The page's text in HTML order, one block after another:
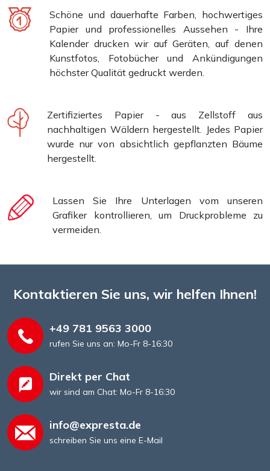
Schöne und dauerhafte Farben, hochwertiges
Papier und professionelles Aussehen - Ihre
Kalender drucken wir auf Geräten, auf denen
Kunstfotos, Fotobücher und Ankündigungen
höchster Qualität gedruckt werden.
Zertifiziertes Papier - aus Zellstoff aus
nachhaltigen Wäldern hergestellt. Jedes Papier
wurde nur von absichtlich gepflanzten Bäume
hergestellt.
Lassen Sie Ihre Unterlagen vom unseren
Grafiker kontrollieren, um Druckprobleme zu
vermeiden.
Kontaktieren Sie uns, wir helfen Ihnen!
+49 781 9563 3000
rufen Sie uns an: Mo-Fr 8-16:30
Direkt per Chat
wir sind am Chat: Mo-Fr 8-16:30
info@expresta.de
schreiben Sie uns eine E-Mail